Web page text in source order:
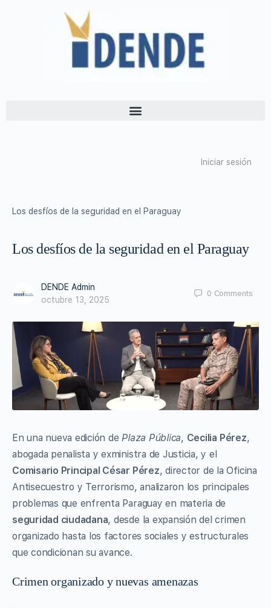
Iniciar sesión
Los desfíos de la seguridad en el Paraguay
Los desfíos de la seguridad en el Paraguay
DENDE Admin
octubre 13, 2025
0 Comments
En una nueva edición dePlaza Pública, Cecilia Pérez,
abogada penalista y exministra de Justicia, y el
Comisario Principal César Pérez, director de la Oficina
Antisecuestro y Terrorismo, analizaron los principales
problemas que enfrenta Paraguay en materia de
seguridad ciudadana, desde la expansión del crimen
organizado hasta los factores sociales y estructurales
que condicionan su avance.
Crimen organizado y nuevas amenazas